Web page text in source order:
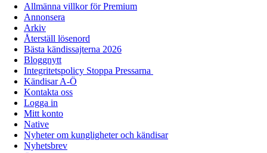
Allmänna villkor för Premium
Annonsera
Arkiv
Återställ lösenord
Bästa kändissajterna 2026
Bloggnytt
Integritetspolicy Stoppa Pressarna
Kändisar A-Ö
Kontakta oss
Logga in
Mitt konto
Native
Nyheter om kungligheter och kändisar
Nyhetsbrev